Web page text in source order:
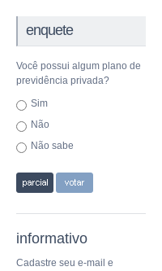
enquete
Você possui algum plano de
previdência privada?
Sim
Não
Não sabe
informativo
Cadastre seu e-mail e